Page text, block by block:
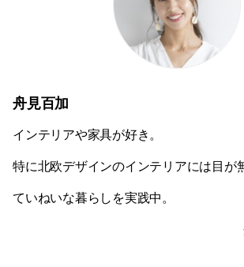
舟見百加
インテリアや家具が好き。
特に北欧デザインのインテリアには目が
ていねいな暮らしを実践中。